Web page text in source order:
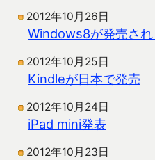
2012年10月26日
Windows8が発売さ
2012年10月25日
Kindleが日本で発売
2012年10月24日
iPad mini発表
2012年10月23日